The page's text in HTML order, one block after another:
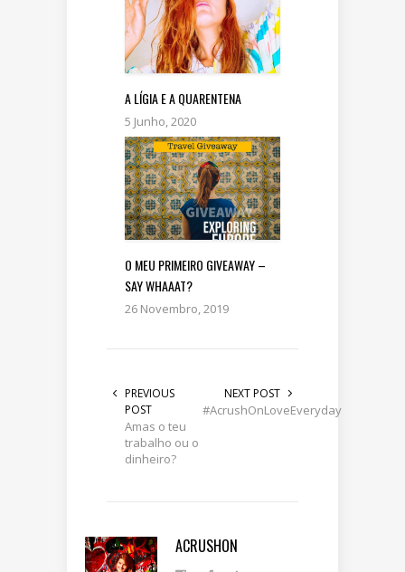
A LÍGIA E A QUARENTENA
5 Junho, 2020
O MEU PRIMEIRO GIVEAWAY –
SAY WHAAAT?
26 Novembro, 2019
PREVIOUS
POST
Amas o teu
trabalho ou o
dinheiro?
NEXT POST
#AcrushOnLoveEveryday
ACRUSHON